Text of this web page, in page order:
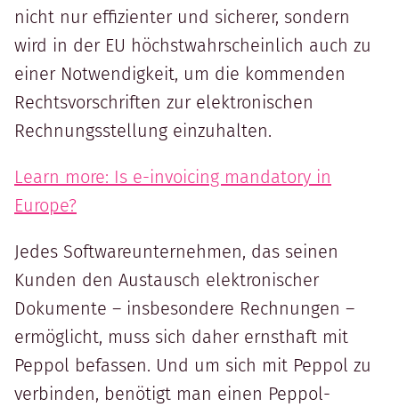
nicht nur effizienter und sicherer, sondern
wird in der EU höchstwahrscheinlich auch zu
einer Notwendigkeit, um die kommenden
Rechtsvorschriften zur elektronischen
Rechnungsstellung einzuhalten.
Learn more: Is e-invoicing mandatory in
Europe?
Jedes Softwareunternehmen, das seinen
Kunden den Austausch elektronischer
Dokumente – insbesondere Rechnungen –
ermöglicht, muss sich daher ernsthaft mit
Peppol befassen. Und um sich mit Peppol zu
verbinden, benötigt man einen Peppol-